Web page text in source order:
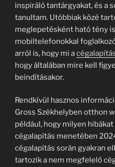
inspiráló tantárgyakat, és a
tanultam. Utóbbiak közé
meglepetésként ható tény
mobiltelefonokkal
arról is, hogy mi a
hogy általában mire kell
beindításakor.
Rendkívül hasznos
Gross Székhelyben otthon
például, hogy milyen
cégalapítás menetében
cégalapítás során gyakran
tartozik a nem megfelelő